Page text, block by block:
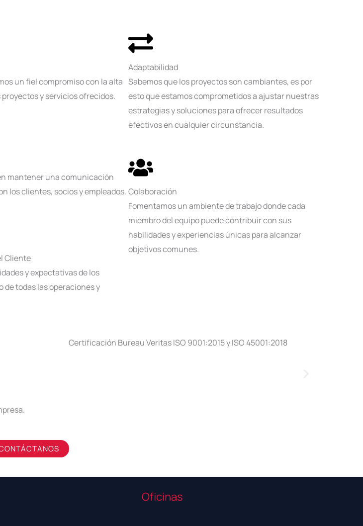
un fiel compromiso con la alta
y servicios ofrecidos.
mantener una comunicación
los clientes, socios y empleados.
Cliente
y expectativas de los
de todas las operaciones y
Adaptabilidad
Sabemos que los proyectos son cambiantes, es por
esto que estamos comprometidos a ajustar nuestras
estrategias y soluciones para ofrecer resultados
efectivos en cualquier circunstancia.
Colaboración
Fomentamos un ambiente de trabajo donde cada
miembro del equipo puede contribuir con sus
habilidades y experiencias únicas para alcanzar
objetivos comunes.
Certificación Bureau Veritas ISO 9001:2015 y ISO 45001:2018
Oficinas